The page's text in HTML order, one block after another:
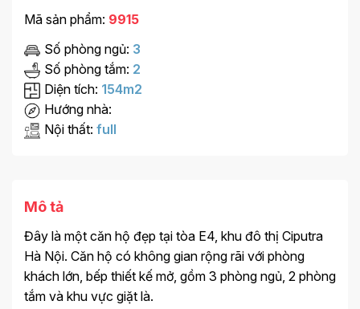
Mã sản phẩm: 9915
Số phòng ngủ: 3
Số phòng tắm: 2
Diện tích: 154m2
Hướng nhà:
Nội thất: full
Mô tả
Đây là một căn hộ đẹp tại tòa E4, khu đô thị Ciputra
Hà Nội. Căn hộ có không gian rộng rãi với phòng
khách lớn, bếp thiết kế mở, gồm 3 phòng ngủ, 2 phòng
tắm và khu vực giặt là.